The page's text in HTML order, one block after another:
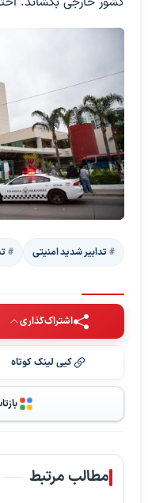
تدابیر شدید امنیتی
اشتراک‌گذاری
کپی لینک کوتاه
مطالب مرتبط